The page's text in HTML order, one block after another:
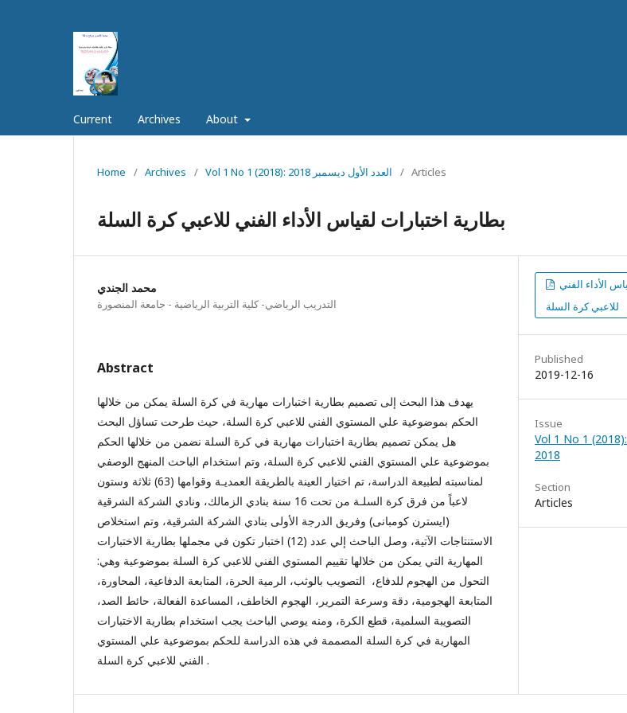
Current Archives About
Home / Archives / Vol 1 No 1 (2018): العدد الأول ديسمبر 2018 / Articles
بطارية اختبارات لقياس الأداء الفني للاعبي كرة السلة
محمد الجندي
التدريب الرياضي- كلية التربية الرياضية - جامعة المنصورة
Abstract
يهدف هذا البحث إلى تصميم بطارية اختبارات مهارية في كرة السلة يمكن من خلالها
الحكم بموضوعية علي المستوي الفني للاعبي كرة السلة، حيث طرحت تساؤل البحث
هل يمكن تصميم بطارية اختبارات مهارية في كرة السلة نضمن من خلالها الحكم
بموضوعية علي المستوي الفني للاعبي كرة السلة، وتم استخدام الباحث المنهج الوصفي
لمناسبته لطبيعة الدراسة، تم اختيار العينة بالطريقة العمديـة وقوامها (63) ثلاثة وستون
لاعباً من فرق كرة السلـة من تحت 16 سنة بنادي الزمالك، ونادي الشركة الشرقية
(ايسترن كومبانى) وفريق الدرجة الأولى بنادي الشركة الشرقية، وتم استخلاص
الاستنتاجات الآتية، وصل الباحث إلي عدد (12) اختبار تكون في مجملها بطارية الاختبارات
المهارية التي يمكن من خلالها تقييم المستوي الفني للاعبي كرة السلة بموضوعية وهي:
التحول من الهجوم للدفاع، التصويب بالوثب، الرمية الحرة، المتابعة الدفاعية، المحاورة،
المتابعة الهجومية، دقة وسرعة التمرير، الهجوم الخاطف، المساعدة الفعالة، حائط الصد،
التصويبة السلمية، قطع الكرة، ومنه يوصي الباحث يجب استخدام بطارية الاختبارات
المهارية في كرة السلة المصممة في هذه الدراسة للحكم بموضوعية علي المستوي
الفني للاعبي كرة السلة .
بطارية اختبارات لقياس الأداء الفني
للاعبي كرة السلة
Published
2019-12-16
Issue
Vol 1 No 1 (2018): العدد الأول ديسمبر
2018
Section
Articles